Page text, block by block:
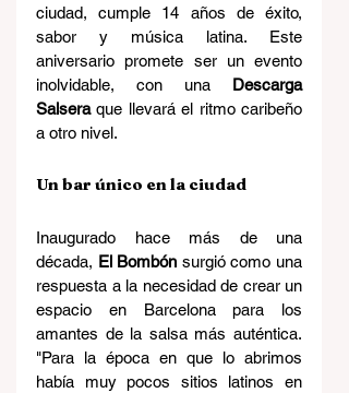
ciudad, cumple 14 años de éxito,
sabor y música latina. Este
aniversario promete ser un evento
inolvidable, con una Descarga
Salsera que llevará el ritmo caribeño
a otro nivel.
Un bar único en la ciudad
Inaugurado hace más de una
década, El Bombón surgió como una
respuesta a la necesidad de crear un
espacio en Barcelona para los
amantes de la salsa más auténtica.
"Para la época en que lo abrimos
había muy pocos sitios latinos en